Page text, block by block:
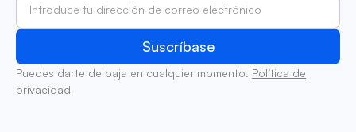
Puedes darte de baja en cualquier momento. Política de
privacidad